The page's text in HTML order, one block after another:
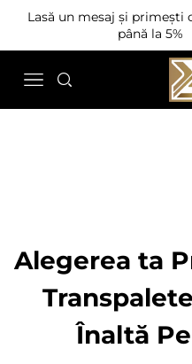
Lasă un mesaj și primești
până la 5%
Alegerea ta
Înaltă